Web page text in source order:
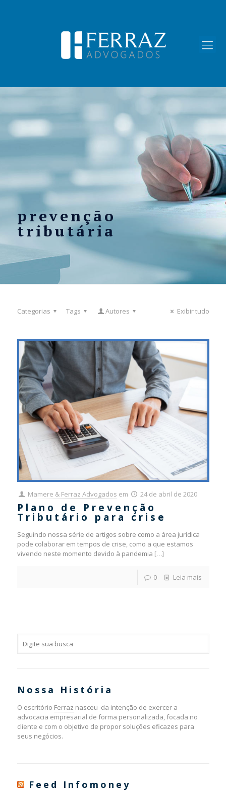
prevenção
tributária
Categorias Tags Autores Exibir tudo
Mamere & Ferraz Advogados em 24 de abril de 2020
Plano de Prevenção
Tributário para crise
Seguindo nossa série de artigos sobre como a área jurídica
pode colaborar em tempos de crise, como a que estamos
vivendo neste momento devido à pandemia […]
0 Leia mais
Nossa História
O escritório Ferraz nasceu da intenção de exercer a
advocacia empresarial de forma personalizada, focada no
cliente e com o objetivo de propor soluções eficazes para
seus negócios.
Feed Infomoney